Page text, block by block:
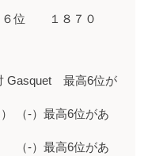
６位 １８７０
Gasquet 最高6位が
（-）最高6位があ
（-）最高6位があ